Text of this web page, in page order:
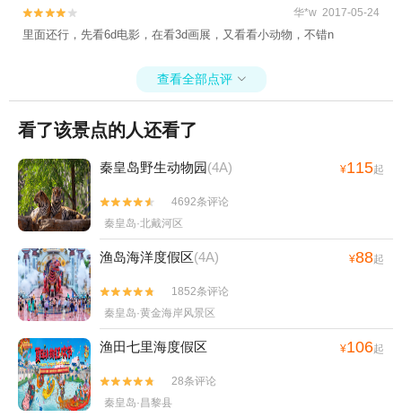

 华*w 2017-05-24
里面还行，先看6d电影，在看3d画展，又看看小动物，不错n
查看全部点评 
看了该景点的人还看了
秦皇岛野生动物园(4A) ¥115起


4692条评论
秦皇岛·北戴河区
渔岛海洋度假区(4A) ¥88起


1852条评论
秦皇岛·黄金海岸风景区
渔田七里海度假区 ¥106起


28条评论
秦皇岛·昌黎县